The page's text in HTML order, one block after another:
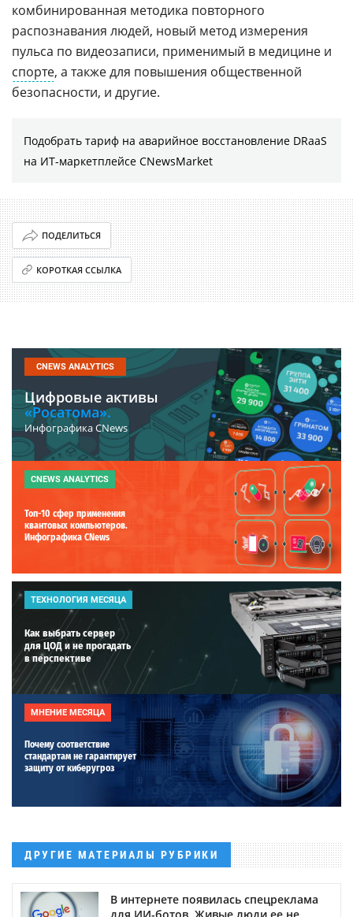
комбинированная методика повторного
распознавания людей, новый метод измерения
пульса по видеозаписи, применимый в медицине и
спорте, а также для повышения общественной
безопасности, и другие.
Подобрать тариф на аварийное восстановление DRaaS
на ИТ-маркетплейсе CNewsMarket
ПОДЕЛИТЬСЯ
КОРОТКАЯ ССЫЛКА
CNEWS ANALYTICS
Цифровые активы
«Росатома».
Инфографика CNews
CNEWS ANALYTICS
Топ-10 сфер применения
квантовых компьютеров.
Инфографика CNews
ТЕХНОЛОГИЯ МЕСЯЦА
Как выбрать сервер
для ЦОД и не прогадать
в перспективе
МНЕНИЕ МЕСЯЦА
Почему соответствие
стандартам не гарантирует
защиту от киберугроз
ДРУГИЕ МАТЕРИАЛЫ РУБРИКИ
В интернете появилась спецреклама
для ИИ-ботов. Живые люди ее не